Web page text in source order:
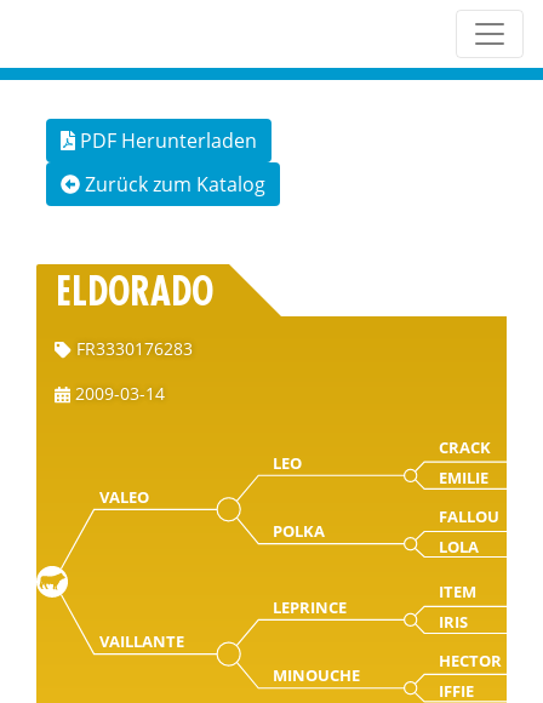
PDF Herunterladen
Zurück zum Katalog
ELDORADO
FR3330176283
2009-03-14
VALEO
LEO
CRACK
EMILIE
POLKA
FALLOU
LOLA
VAILLANTE
LEPRINCE
ITEM
IRIS
MINOUCHE
HECTOR
IFFIE